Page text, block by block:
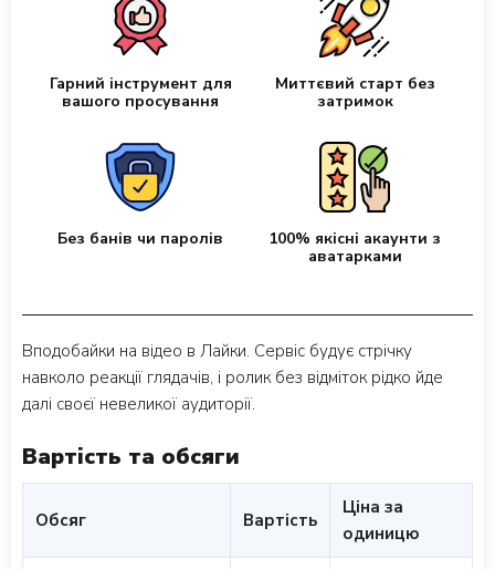
Гарний інструмент для
вашого просування
Миттєвий старт без
затримок
Без банів чи паролів
100% якісні акаунти з
аватарками
Вподобайки на відео в Лайки. Сервіс будує стрічку
навколо реакції глядачів, і ролик без відміток рідко йде
далі своєї невеликої аудиторії.
Вартість та обсяги
Обсяг Вартість
Ціна за
одиницю